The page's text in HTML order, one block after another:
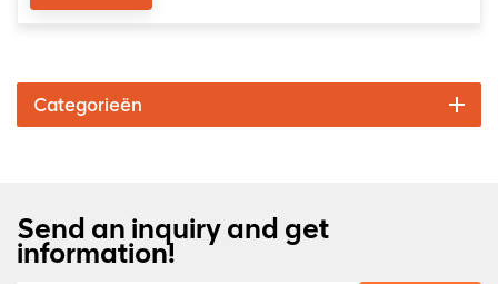
Categorieën
Send an inquiry and get
information!